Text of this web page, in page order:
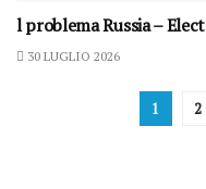
l problema Russia –
30 LUGLIO 2026
1 2